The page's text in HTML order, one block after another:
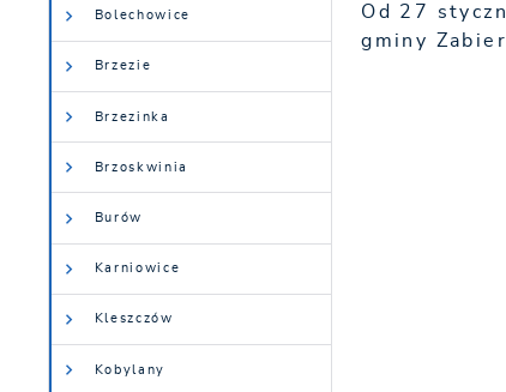
Bolechowice
Brzezie
Brzezinka
Brzoskwinia
Burów
Karniowice
Kleszczów
Kobylany
Od 27
gminy